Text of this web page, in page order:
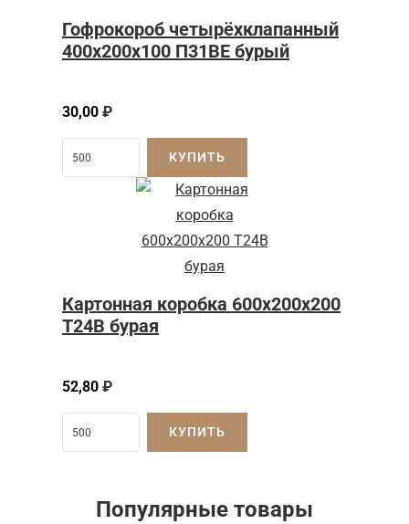
Гофрокороб четырёхклапанный
400x200x100 П31BE бурый
30,00 ₽
КУПИТЬ
Картонная коробка 600x200x200
Т24B бурая
52,80 ₽
КУПИТЬ
Популярные товары